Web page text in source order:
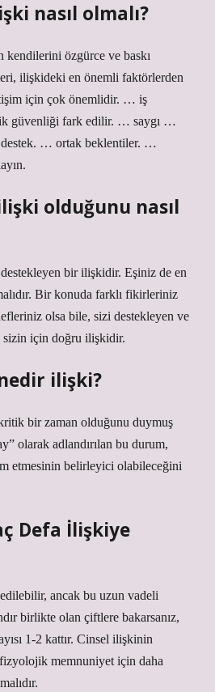
nasıl olmalı?
kendilerini özgürce ve baskı
ilişkideki en önemli faktörlerden
için çok önemlidir. … iş
güvenliği fark edilir. … saygı …
… ortak beklentiler. …
olduğunu nasıl
bir ilişkidir. Eşiniz de en
Bir konuda farklı fikirleriniz
olsa bile, sizi destekleyen ve
için doğru ilişkidir.
ilişki?
bir zaman olduğunu duymuş
olarak adlandırılan bu durum,
etmesinin belirleyici olabileceğini
Defa İlişkiye
ancak bu uzun vadeli
birlikte olan çiftlere bakarsanız,
1-2 kattır. Cinsel ilişkinin
memnuniyet için daha